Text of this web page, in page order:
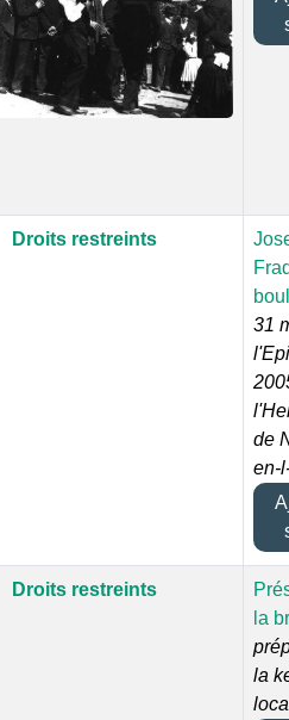
Droits restreints
31
de
en-
Droits restreints
la
la